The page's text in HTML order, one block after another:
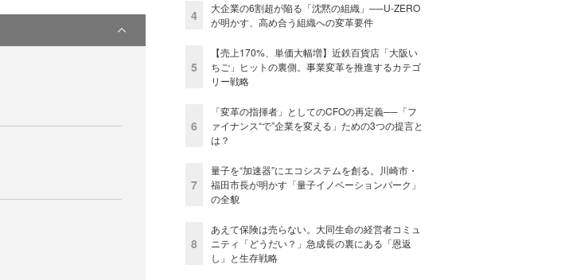
4
大企業の6割超が陥る「沈黙の組織」──U-ZERO
が明かす、高め合う組織への変革要件
5
【売上170%、単価大幅増】近鉄百貨店「大阪い
ちご」ヒットの裏側。事業変革を推進するカテゴ
リー戦略
6
「変革の指揮者」としてのCFOの再定義──「フ
ァイナンス“で”企業を変える」ための3つの提言と
は？
7
量子を“加速器”にエコシステムを創る。川崎市・
福田市長が明かす「量子イノベーションパーク」
の全貌
8
あえて保険は売らない。大同生命の経営者コミュ
ニティ「どうだい？」急成長の裏にある「恩返
し」と生存戦略